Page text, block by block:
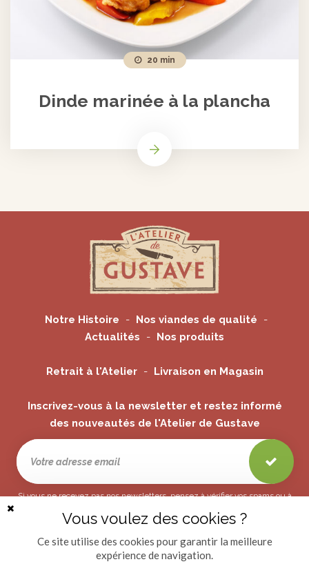
20 min
Dinde marinée à la plancha
Notre Histoire
Nos viandes de qualité
Actualités
Nos produits
Retrait à l'Atelier Livraison en Magasin
Inscrivez-vous à la newsletter et restez informé
des nouveautés de l'Atelier de Gustave
Si vous ne recevez pas nos newsletters, pensez à vérifier vos spams ou à
bannière
Vous voulez des cookies ?
Ce site utilise des cookies pour garantir la meilleure
expérience de navigation.